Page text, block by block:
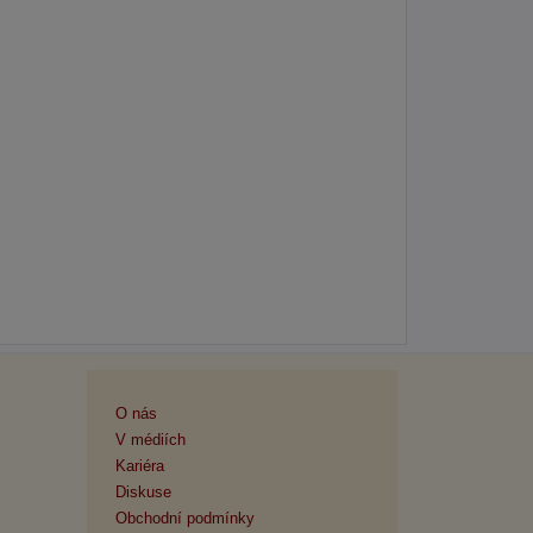
O nás
V médiích
Kariéra
Diskuse
Obchodní podmínky